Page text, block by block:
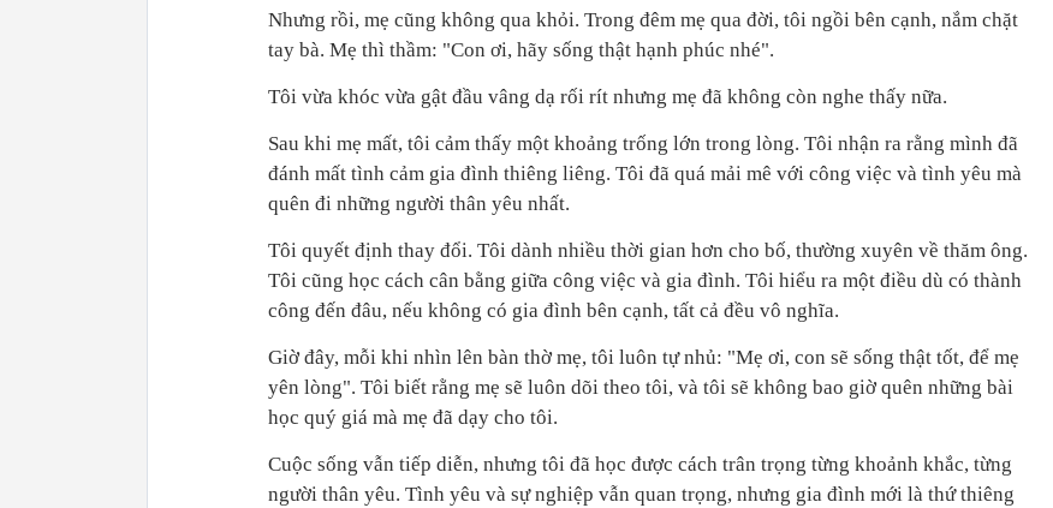
Nhưng rồi, mẹ cũng không qua khỏi. Trong đêm mẹ qua đời, tôi ngồi bên cạnh, nắm chặt
tay bà. Mẹ thì thầm: "Con ơi, hãy sống thật hạnh phúc nhé".
Tôi vừa khóc vừa gật đầu vâng dạ rối rít nhưng mẹ đã không còn nghe thấy nữa.
Sau khi mẹ mất, tôi cảm thấy một khoảng trống lớn trong lòng. Tôi nhận ra rằng mình đã
đánh mất tình cảm gia đình thiêng liêng. Tôi đã quá mải mê với công việc và tình yêu mà
quên đi những người thân yêu nhất.
Tôi quyết định thay đổi. Tôi dành nhiều thời gian hơn cho bố, thường xuyên về thăm ông.
Tôi cũng học cách cân bằng giữa công việc và gia đình. Tôi hiểu ra một điều dù có thành
công đến đâu, nếu không có gia đình bên cạnh, tất cả đều vô nghĩa.
Giờ đây, mỗi khi nhìn lên bàn thờ mẹ, tôi luôn tự nhủ: "Mẹ ơi, con sẽ sống thật tốt, để mẹ
yên lòng". Tôi biết rằng mẹ sẽ luôn dõi theo tôi, và tôi sẽ không bao giờ quên những bài
học quý giá mà mẹ đã dạy cho tôi.
Cuộc sống vẫn tiếp diễn, nhưng tôi đã học được cách trân trọng từng khoảnh khắc, từng
người thân yêu. Tình yêu và sự nghiệp vẫn quan trọng, nhưng gia đình mới là thứ thiêng